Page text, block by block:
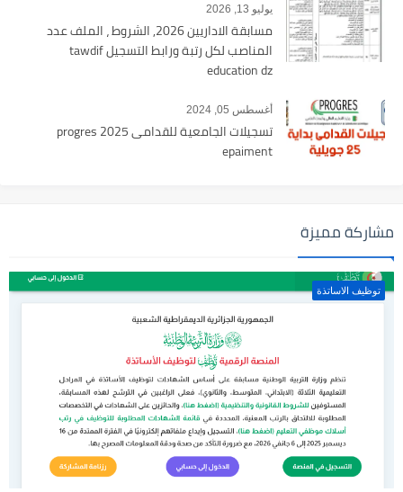
يوليو 13, 2026
مسابقة الاداريين 2026, الشروط ، الملف عدد
المناصب لكل رتبة ورابط التسجيل tawdif
education dz
أغسطس 05, 2024
تسجيلات الجامعية للقدامى 2025 progres
epaiment
مشاركة مميزة
توظيف الاساتذة